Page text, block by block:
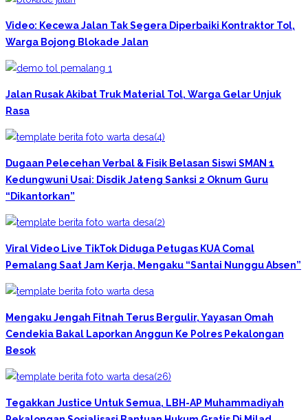
Video: Kecewa Jalan Tak Segera Diperbaiki Kontraktor Tol,
Warga Bojong Blokade Jalan
Jalan Rusak Akibat Truk Material Tol, Warga Gelar Unjuk
Rasa
Dugaan Pelecehan Verbal & Fisik Belasan Siswi SMAN 1
Kedungwuni Usai: Disdik Jateng Sanksi 2 Oknum Guru
“Dikantorkan”
Viral Video Live TikTok Diduga Petugas KUA Comal
Pemalang Saat Jam Kerja, Mengaku “Santai Nunggu Absen”
Mengaku Jengah Fitnah Terus Bergulir, Yayasan Omah
Cendekia Bakal Laporkan Anggun Ke Polres Pekalongan
Besok
Tegakkan Justice Untuk Semua, LBH-AP Muhammadiyah